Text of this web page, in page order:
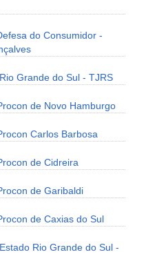
do Consumidor -
Grande do Sul - TJRS
de Novo Hamburgo
Carlos Barbosa
de Cidreira
de Garibaldi
de Caxias do Sul
Rio Grande do Sul -